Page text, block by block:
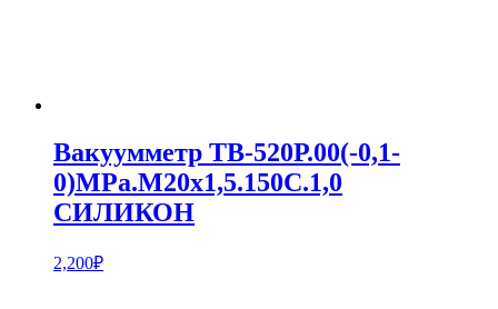
Вакуумметр ТВ-520Р.00(-0,1-
0)MPa.М20х1,5.150С.1,0
СИЛИКОН
2,200₽